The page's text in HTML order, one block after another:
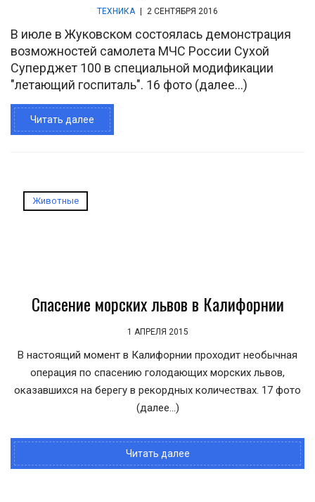
ТЕХНИКА 2 СЕНТЯБРЯ 2016
В июле в Жуковском состоялась демонстрация
возможностей самолета МЧС России Сухой
Суперджет 100 в специальной модификации
"летающий госпиталь". 16 фото (далее…)
Читать далее
Животные
Спасение морских львов в Калифорнии
1 АПРЕЛЯ 2015
В настоящий момент в Калифорнии проходит необычная
операция по спасению голодающих морских львов,
оказавшихся на берегу в рекордных количествах. 17 фото
(далее…)
Читать далее